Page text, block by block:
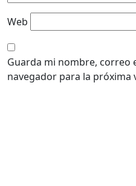
Web
Guarda mi nombre, correo
navegador para la próxima